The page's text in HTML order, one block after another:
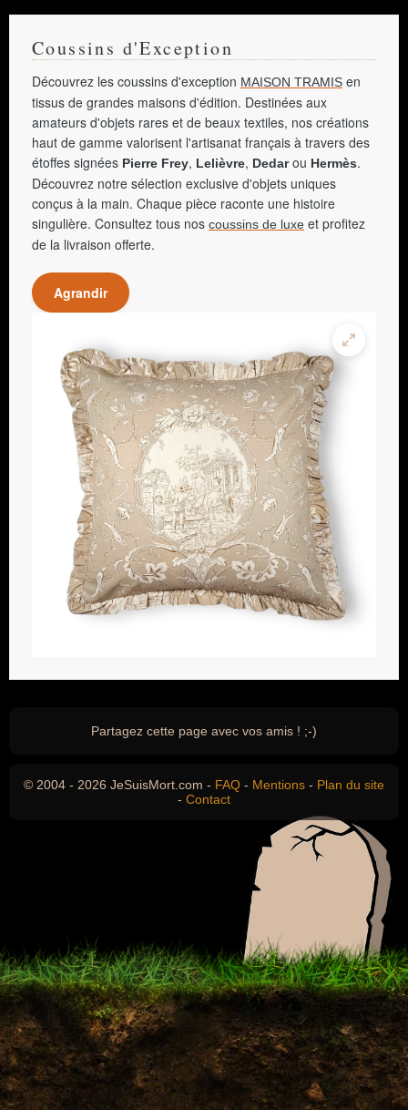
Coussins d'Exception
Découvrez les coussins d'exception MAISON TRAMIS en
tissus de grandes maisons d'édition. Destinées aux
amateurs d'objets rares et de beaux textiles, nos créations
haut de gamme valorisent l'artisanat français à travers des
étoffes signées Pierre Frey, Lelièvre, Dedarou Hermès.
Découvrez notre sélection exclusive d'objets uniques
conçus à la main. Chaque pièce raconte une histoire
singulière. Consultez tous nos coussins de luxe et profitez
de la livraison offerte.
Agrandir
Partagez cette page avec vos amis ! ;-)
© 2004 - 2026 JeSuisMort.com - FAQ - Mentions - Plan du site
- Contact